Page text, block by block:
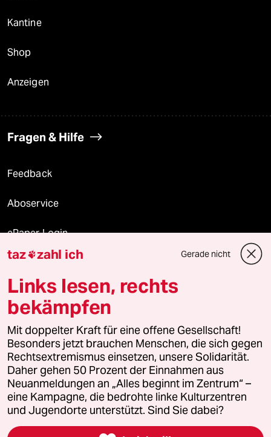
Kantine
Shop
Anzeigen
Fragen & Hilfe
Feedback
Aboservice
ePaper Login
Downloads für Abonnierende
© 2026 taz Verlags und Vertriebs GmbH
Alle Rechte vorbehalten. Bei rechtlichen Fragen oder für Genehmigungen
wenden Sie sich bitte an
lizenzen@taz.de
Feedback Redaktionsstatut Kommune-Richtlinien
Leitlinie Informant Datenschutz Impressum AGB
taz zahl ich Gerade nicht
Links lesen, rechts
bekämpfen
Mit doppelter Kraft für eine offene Gesellschaft!
Besonders jetzt brauchen Menschen, die sich gegen
Rechtsextremismus einsetzen, unsere Solidarität.
Daher gehen 50 Prozent der Einnahmen aus
Neuanmeldungen an „Alles beginnt im Zentrum“ –
eine Kampagne, die bedrohte linke Kulturzentren
und Jugendorte unterstützt. Sind Sie dabei?